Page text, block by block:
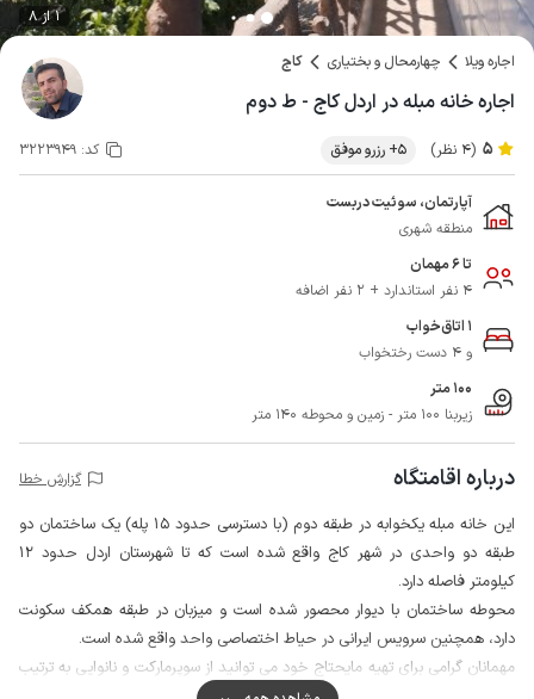
1 از 8
اجاره ویلا چهارمحال و بختیاری کاج
اجاره خانه مبله در اردل کاج - ط دوم
5 (4 نظر) 5+ رزرو موفق کد: 3223949
آپارتمان، سوئیت دربست
منطقه شهری
تا 6 مهمان
4 نفر استاندارد + 2 نفر اضافه
1 اتاق‌خواب
و 4 دست رختخواب
100 متر
زیربنا 100 متر - زمین و محوطه 140 متر
درباره اقامتگاه گزارش خطا
این خانه مبله یکخوابه در طبقه دوم (با دسترسی حدود 15 پله) یک ساختمان دو
طبقه دو واحدی در شهر کاج واقع شده است که تا شهرستان اردل حدود 12
کیلومتر فاصله دارد.
محوطه ساختمان با دیوار محصور شده است و میزبان در طبقه همکف سکونت
دارد، همچنین سرویس ایرانی در حیاط اختصاصی واحد واقع شده است.
مهمانان گرامی برای تهیه مایحتاج خود می توانید از سوپرمارکت و نانوایی به ترتیب